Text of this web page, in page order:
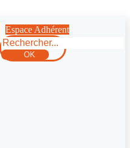
Espace Adhérent
Rechercher
OK